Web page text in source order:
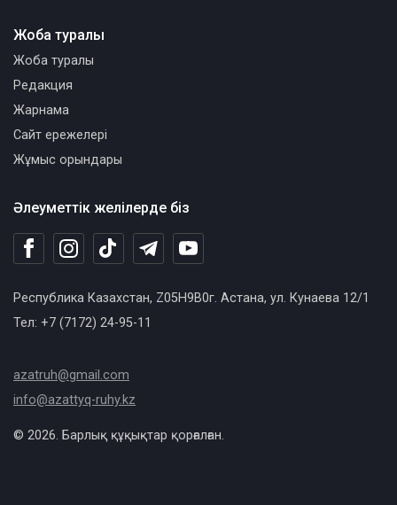
Әлеуметтік желілерде біз
Республика Казахстан, Z05H9B0г. Астана, ул. Кунаева 12/1
Тел: +7 (7172) 24-95-11
azatruh@gmail.com
info@azattyq-ruhy.kz
Жоба туралы
Жоба туралы
Редакция
Жарнама
Сайт ережелері
Жұмыс орындары
© 2026. Барлық құқықтар қорғалған.